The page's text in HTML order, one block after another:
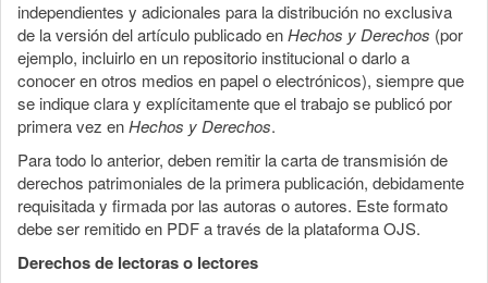
independientes y adicionales para la distribución no exclusiva
de la versión del artículo publicado enHechos y Derechos (por
ejemplo, incluirlo en un repositorio institucional o darlo a
conocer en otros medios en papel o electrónicos), siempre que
se indique clara y explícitamente que el trabajo se publicó por
primera vez enHechos y Derechos.
Para todo lo anterior, deben remitir la carta de transmisión de
derechos patrimoniales de la primera publicación, debidamente
requisitada y firmada por las autoras o autores. Este formato
debe ser remitido en PDF a través de la plataforma OJS.
Derechos de lectoras o lectores